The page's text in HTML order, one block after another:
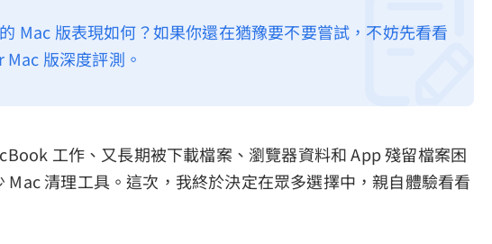
Mac 版表現如何？如果你還在猶豫要不要嘗試，不妨先看看
版深度評測。
工作、又長期被下載檔案、瀏覽器資料和 App 殘留檔案困
Mac 清理工具。這次，我終於決定在眾多選擇中，親自體驗看看